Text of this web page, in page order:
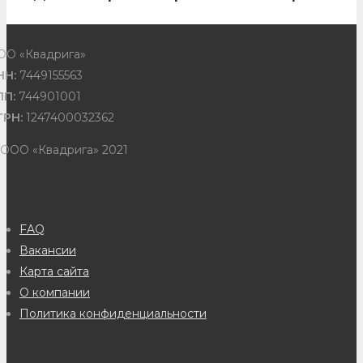
«Квадрига»
7449155563
744901001
1247400032362
«Квадрига» 2021
FAQ
Вакансии
Карта сайта
О компании
Политика конфиденциальности